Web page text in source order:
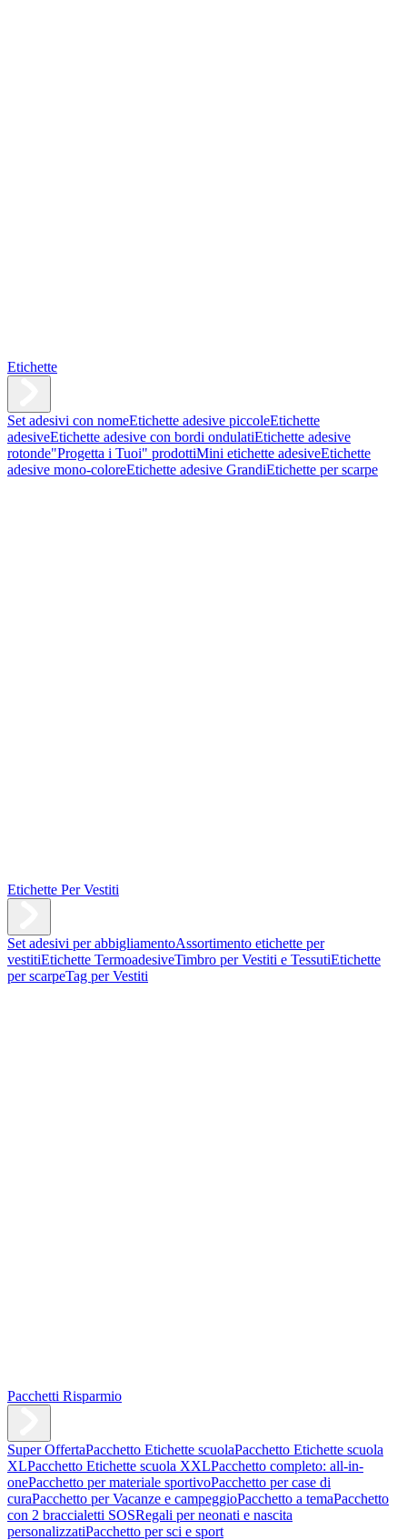
Etichette
Set adesivi con nomeEtichette adesive piccoleEtichette
adesiveEtichette adesive con bordi ondulatiEtichette adesive
rotonde"Progetta i Tuoi" prodottiMini etichette adesiveEtichette
adesive mono-coloreEtichette adesive GrandiEtichette per scarpe
Etichette Per Vestiti
Set adesivi per abbigliamentoAssortimento etichette per
vestitiEtichette TermoadesiveTimbro per Vestiti e TessutiEtichette
per scarpeTag per Vestiti
Pacchetti Risparmio
Super OffertaPacchetto Etichette scuolaPacchetto Etichette scuola
XLPacchetto Etichette scuola XXLPacchetto completo: all-in-
onePacchetto per materiale sportivoPacchetto per case di
curaPacchetto per Vacanze e campeggioPacchetto a temaPacchetto
con 2 braccialetti SOSRegali per neonati e nascita
personalizzatiPacchetto per sci e sport